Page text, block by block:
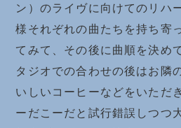
ン）のライヴに向けてのリハ
様それぞれの曲たちを持ち寄
てみて、その後に曲順を決め
タジオでの合わせの後はお隣
いしいコーヒーなどをいただ
ーだこーだと試行錯誤しつつ